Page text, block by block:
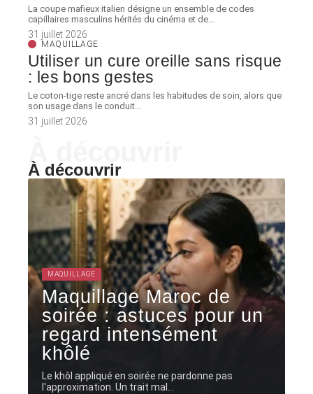
La coupe mafieux italien désigne un ensemble de codes
capillaires masculins hérités du cinéma et de…
31 juillet 2026
MAQUILLAGE
Utiliser un cure oreille sans risque
: les bons gestes
Le coton-tige reste ancré dans les habitudes de soin, alors que
son usage dans le conduit…
31 juillet 2026
À découvrir
MAQUILLAGE
Maquillage Maroc de
soirée : astuces pour un
regard intensément
khôlé
Le khôl appliqué en soirée ne pardonne pas
l'approximation. Un trait mal